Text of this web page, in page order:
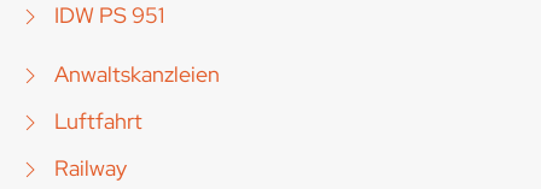
IDW PS 951
Anwaltskanzleien
Luftfahrt
Railway